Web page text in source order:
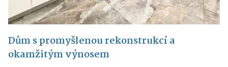
Dům s promyšlenou rekonstrukcí a
okamžitým výnosem